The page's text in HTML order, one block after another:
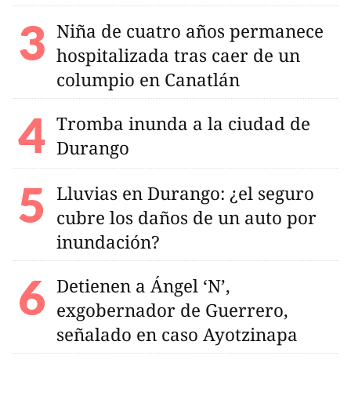
Niña de cuatro años permanece
hospitalizada tras caer de un
columpio en Canatlán
Tromba inunda a la ciudad de
Durango
Lluvias en Durango: ¿el seguro
cubre los daños de un auto por
inundación?
Detienen a Ángel ‘N’,
exgobernador de Guerrero,
señalado en caso Ayotzinapa